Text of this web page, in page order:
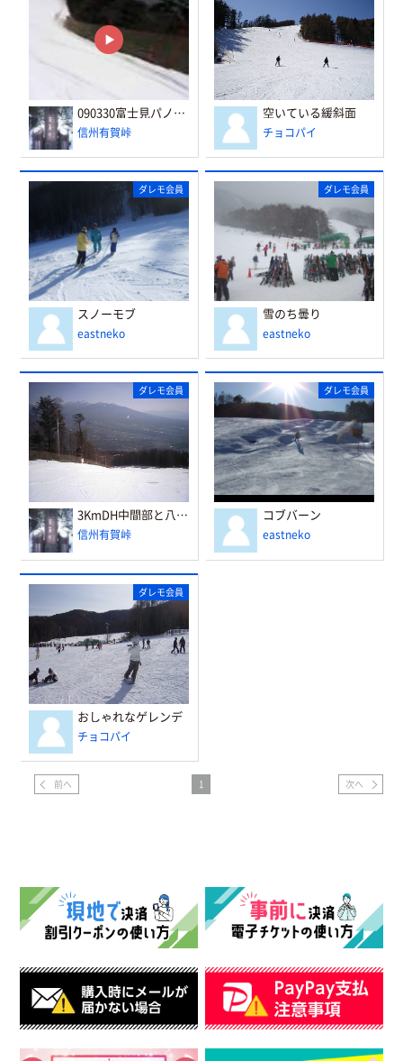
090330富士見パノラマ
信州有賀峠
空いている緩斜面
チョコパイ
ダレモ会員
スノーモブ
eastneko
ダレモ会員
雪のち曇り
eastneko
ダレモ会員
3KmDH中間部と八ヶ岳
信州有賀峠
ダレモ会員
コブバーン
eastneko
ダレモ会員
おしゃれなゲレンデ
チョコパイ
前へ 1 次へ